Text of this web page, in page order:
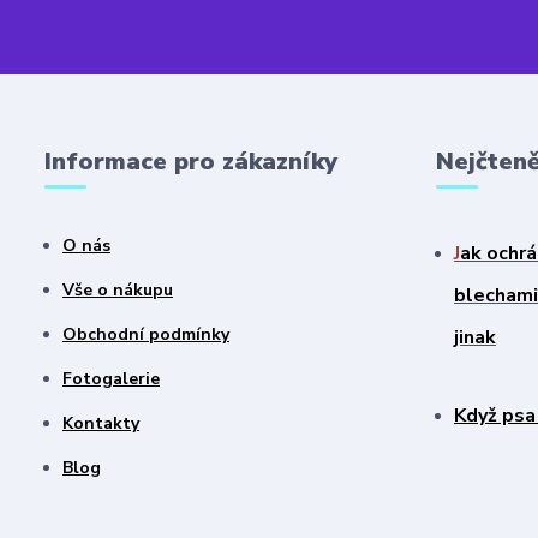
Informace pro zákazníky
O nás
Vše o nákupu
Obchodní podmínky
Fotogalerie
Kontakty
Blog
Jak
jinak
Když